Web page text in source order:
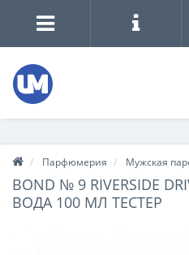
Парфюмерия Мужская
BOND № 9 RIVERSIDE
ВОДА 100 МЛ ТЕСТЕР